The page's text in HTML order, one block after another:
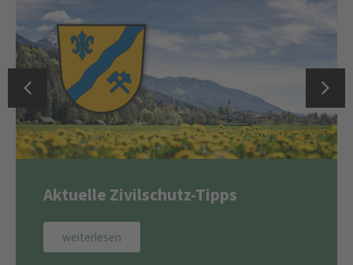
Aktuelle Zivilschutz-Tipps
weiterlesen